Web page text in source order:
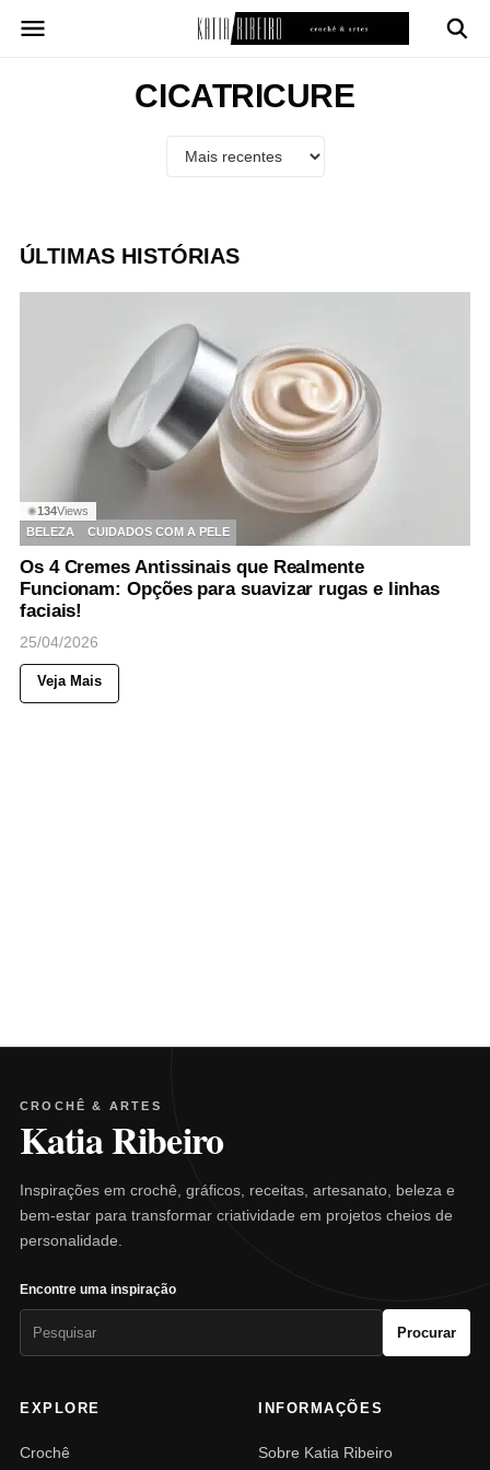
para
CICATRICURE
ÚLTIMAS HISTÓRIAS
◉134Views
BELEZA
CUIDADOS COM A PELE
Os 4 Cremes Antissinais que Realmente
Funcionam: Opções para suavizar rugas e linhas
faciais!
25/04/2026
Veja Mais
CROCHÊ & ARTES
Katia Ribeiro
Inspirações em crochê, gráficos, receitas, artesanato, beleza e
bem-estar para transformar criatividade em projetos cheios de
personalidade.
Encontre uma inspiração
Procurar
EXPLORE
Crochê
INFORMAÇÕES
Sobre Katia Ribeiro